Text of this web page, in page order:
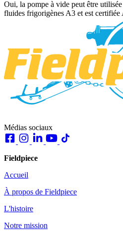
Oui, la pompe à vide peut être
fluides frigorigènes A3 et est certifiée
Médias sociaux
Fieldpiece
Accueil
À propos de Fieldpiece
L'histoire
Notre mission